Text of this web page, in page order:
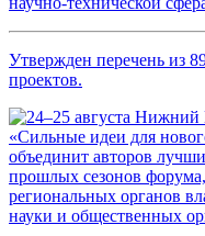
Утвержден перечень из
проектов.